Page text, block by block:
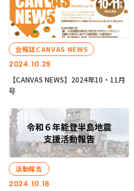
2024.10.29
会報誌CANVAS NEWS
【CANVAS NEWS】2024年10・11月
号
2024.10.18
活動報告